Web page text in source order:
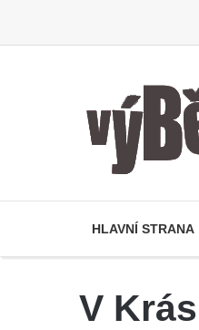
HLAVNÍ STRANA
V